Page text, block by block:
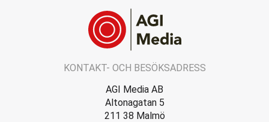
KONTAKT- OCH BESÖKSADRESS
AGI Media AB
Altonagatan 5
211 38 Malmö